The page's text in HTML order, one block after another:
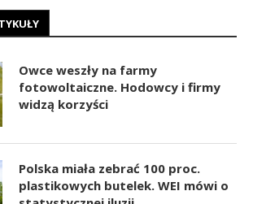
Owce weszły na farmy
fotowoltaiczne. Hodowcy i firmy
widzą korzyści
Polska miała zebrać 100 proc.
plastikowych butelek. WEI mówi o